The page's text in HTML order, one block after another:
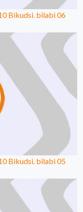
Bikudsi. bilabi 06
Bikudsi. bilabi 05